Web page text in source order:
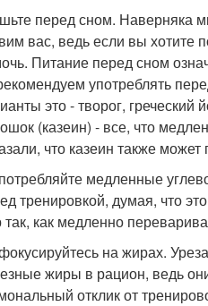
перед сном. Наверняка
вас, ведь если вы хотите
Питание перед сном
употреблять
это - творог,
(казеин) - все, что
что казеин также
медленные
тренировкой, думая, что
как медленно
на жирах.
жиры в рацион, ведь
отклик от